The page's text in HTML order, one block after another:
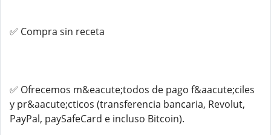
✅ Compra sin receta
✅ Ofrecemos m&eacute;todos de pago f&aacute;ciles
y pr&aacute;cticos (transferencia bancaria, Revolut,
PayPal, paySafeCard e incluso Bitcoin).